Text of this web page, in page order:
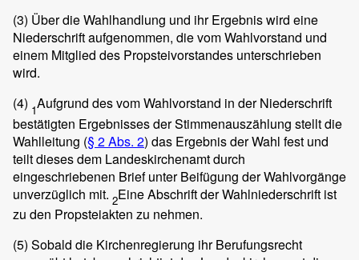
(3) Über die Wahlhandlung und ihr Ergebnis wird eine
Niederschrift aufgenommen, die vom Wahlvorstand und
einem Mitglied des Propsteivorstandes unterschrieben
wird.
(4) 1Aufgrund des vom Wahlvorstand in der Niederschrift
bestätigten Ergebnisses der Stimmenauszählung stellt die
Wahlleitung (§ 2 Abs. 2) das Ergebnis der Wahl fest und
teilt dieses dem Landeskirchenamt durch
eingeschriebenen Brief unter Beifügung der Wahlvorgänge
unverzüglich mit. 2Eine Abschrift der Wahlniederschrift ist
zu den Propsteiakten zu nehmen.
(5) Sobald die Kirchenregierung ihr Berufungsrecht